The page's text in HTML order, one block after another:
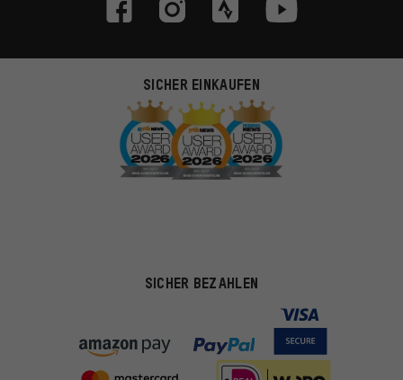
SICHER EINKAUFEN
SICHER BEZAHLEN